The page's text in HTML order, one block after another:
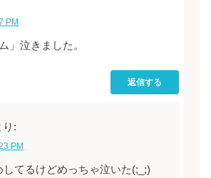
PM
」泣きました。
返信する
り:
PM
てるけどめっちゃ泣いた(;_;)